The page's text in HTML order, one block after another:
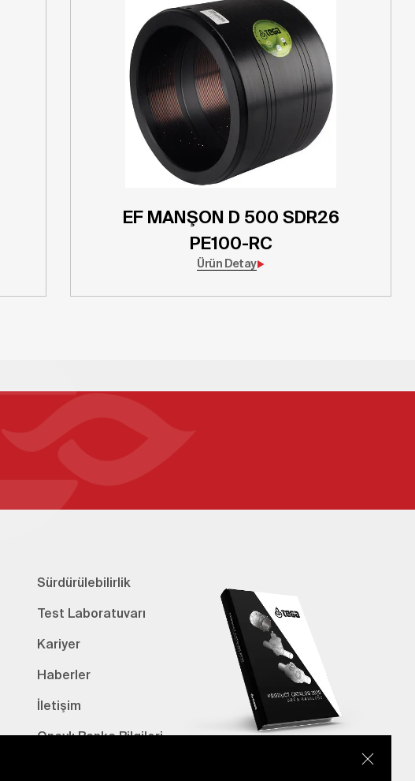
EF MANŞON D 500 SDR26
PE100-RC
Ürün Detay
Sürdürülebilirlik
Test Laboratuvarı
Kariyer
Haberler
İletişim
Onaylı Banka Bilgileri